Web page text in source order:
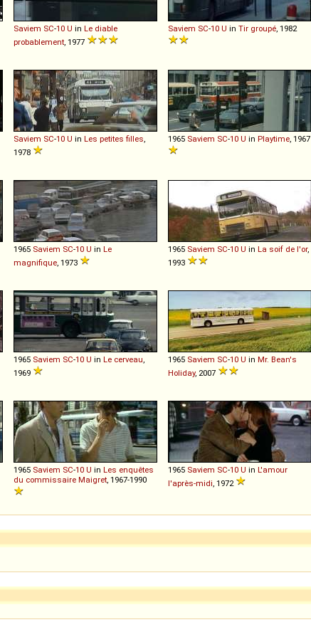
Saviem SC-10 U in Le diable
probablement , 1977
Saviem SC-10 U in Tir groupé , 1982
Saviem SC-10 U in Les petites filles
1978
1965 Saviem SC-10 U in Playtime , 1967
1965 Saviem SC-10 U in Le
magnifique , 1973
1965 Saviem SC-10 U in La soif de l'or,
1993
1965 Saviem SC-10 U in Le cerveau
1969
1965 Saviem SC-10 U in Mr. Bean's
Holiday, 2007
1965 Saviem SC-10 U in Les enquêtes
du commissaire Maigret , 1967-1990
1965 Saviem SC-10 U in L'amour
l'après-midi , 1972